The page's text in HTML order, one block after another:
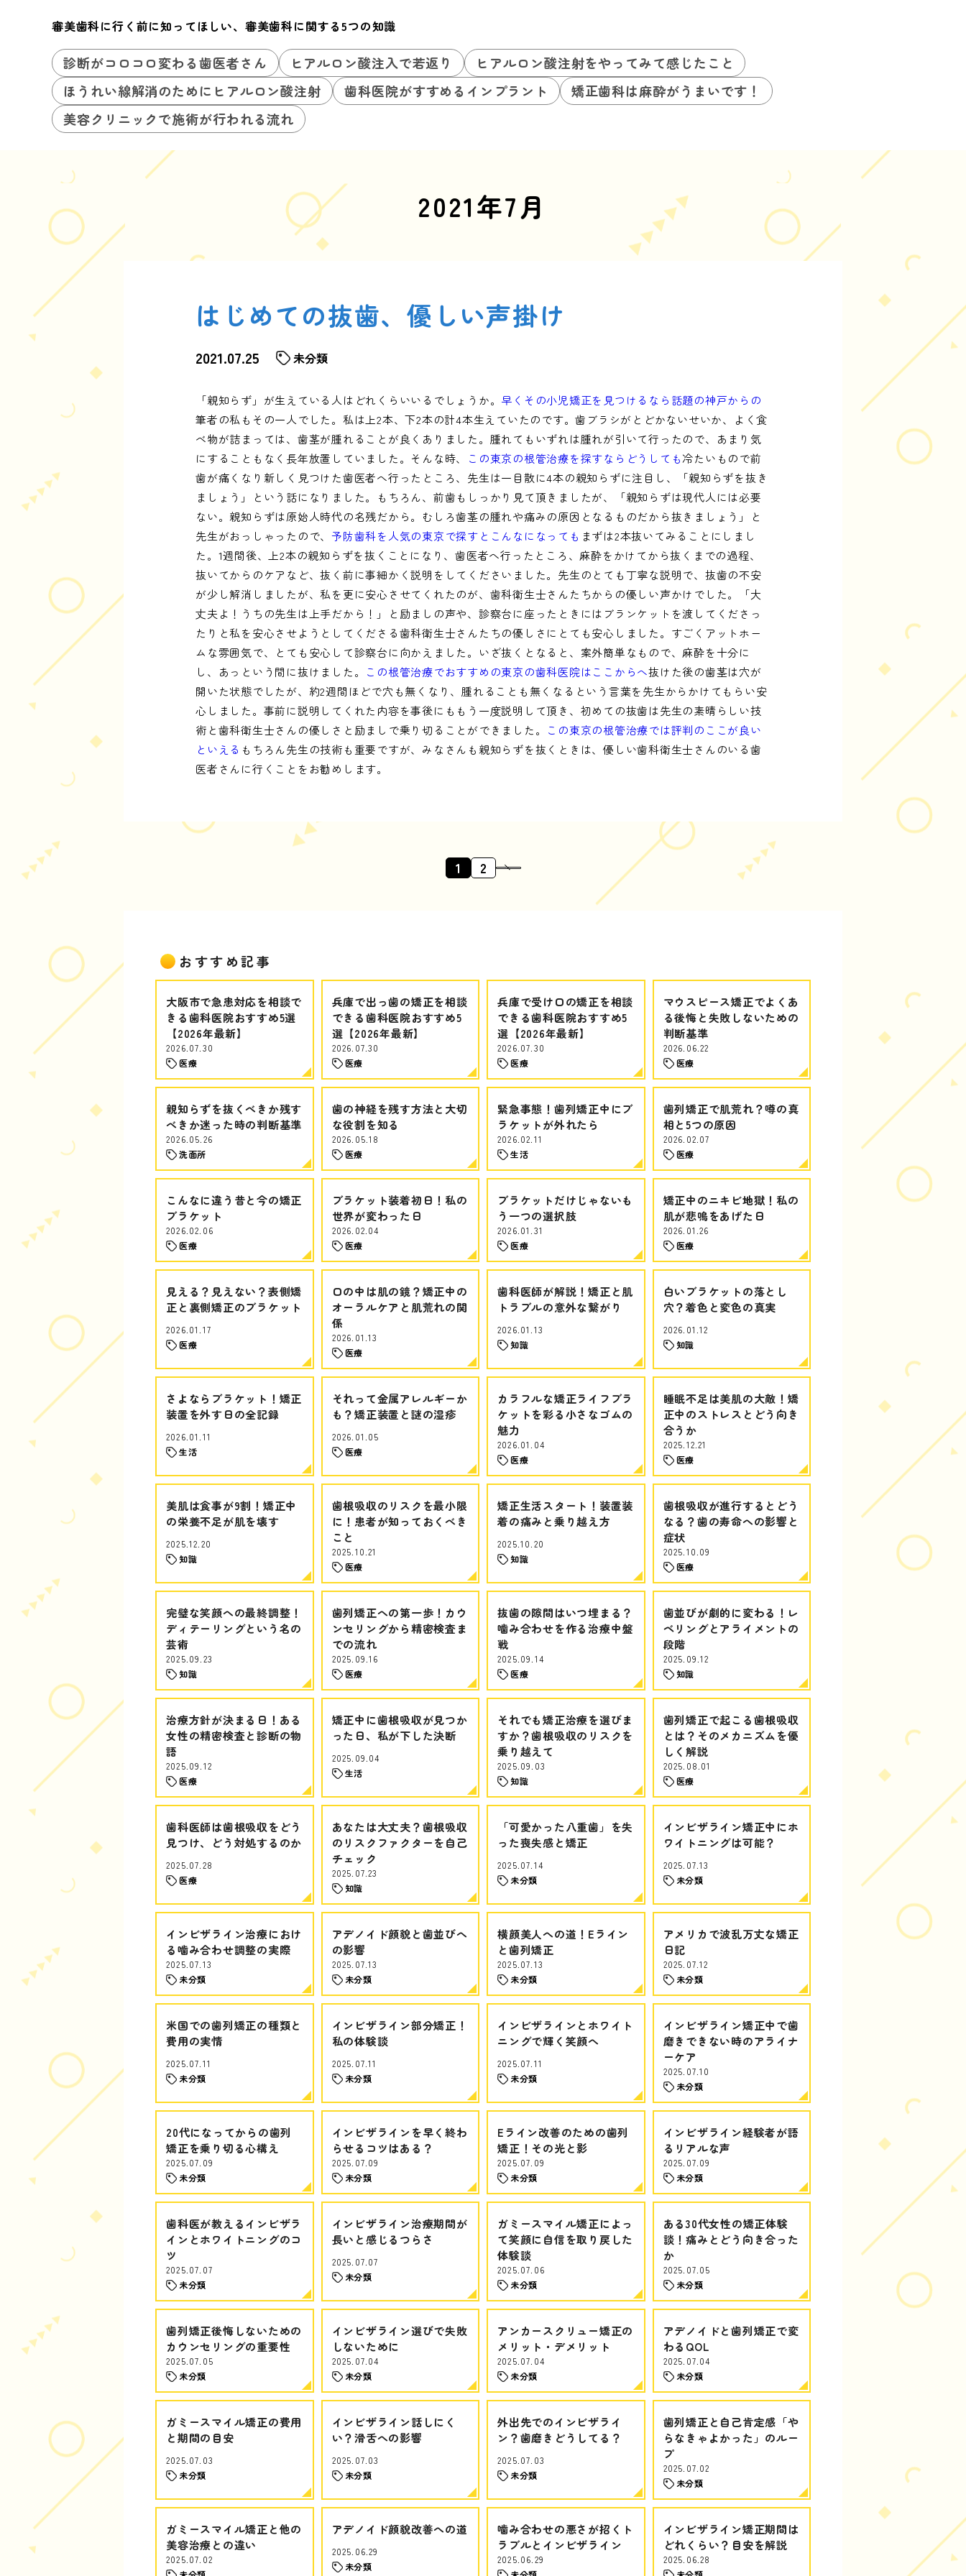
審美歯科に行く前に知ってほしい、審美歯科に関する5つの知識
診断がコロコロ変わる歯医者さん ヒアルロン酸注入で若返り
ヒアルロン酸注射をやってみて感じたこと
ほうれい線解消のためにヒアルロン酸注射
歯科医院がすすめるインプラント
矯正歯科は麻酔がうまいです！
美容クリニックで施術が行われる流れ
2021年7月
はじめての抜歯、優しい声掛け
2021.07.25 未分類
「親知らず」が生えている人はどれくらいいるでしょうか。 早くその小児矯正を見つけるなら話題の神戸からの
筆者の私もその一人でした。私は上2本、下2本の計4本生えていたのです。歯ブラシがとどかないせいか、よく食
べ物が詰まっては、歯茎が腫れることが良くありました。腫れてもいずれは腫れが引いて行ったので、あまり気
にすることもなく長年放置していました。そんな時、
この東京の根管治療を探すならどうしても冷たいもので前
歯が痛くなり新しく見つけた歯医者へ行ったところ、先生は一目散に4本の親知らずに注目し、「親知らずを抜き
ましょう」という話になりました。もちろん、前歯もしっかり見て頂きましたが、「親知らずは現代人には必要
ない。親知らずは原始人時代の名残だから。むしろ歯茎の腫れや痛みの原因となるものだから抜きましょう」と
先生がおっしゃったので、 予防歯科を人気の東京で探すとこんなになっても まずは2本抜いてみることにしまし
た。1週間後、上2本の親知らずを抜くことになり、歯医者へ行ったところ、麻酔をかけてから抜くまでの過程、
抜いてからのケアなど、抜く前に事細かく説明をしてくださいました。先生のとても丁寧な説明で、抜歯の不安
が少し解消しましたが、私を更に安心させてくれたのが、歯科衛生士さんたちからの優しい声かけでした。「大
丈夫よ！うちの先生は上手だから！」と励ましの声や、診察台に座ったときにはブランケットを渡してくださっ
たりと私を安心させようとしてくださる歯科衛生士さんたちの優しさにとても安心しました。すごくアットホー
ムな雰囲気で、とても安心して診察台に向かえました。いざ抜くとなると、案外簡単なもので、麻酔を十分に
し、あっという間に抜けました。
この根管治療でおすすめの東京の歯科医院はここからへ抜けた後の歯茎は穴が
開いた状態でしたが、約2週間ほどで穴も無くなり、腫れることも無くなるという言葉を先生からかけてもらい安
心しました。事前に説明してくれた内容を事後にももう一度説明して頂き、初めての抜歯は先生の素晴らしい技
術と歯科衛生士さんの優しさと励ましで乗り切ることができました。
この東京の根管治療では評判のここが良い
といえる もちろん先生の技術も重要ですが、みなさんも親知らずを抜くときは、優しい歯科衛生士さんのいる歯
医者さんに行くことをお勧めします。
1 2
おすすめ記事
大阪市で急患対応を相談で
きる歯科医院おすすめ5選
【2026年最新】
2026.07.30
医療
兵庫で出っ歯の矯正を相談
できる歯科医院おすすめ5
選【2026年最新】
2026.07.30
医療
兵庫で受け口の矯正を相談
できる歯科医院おすすめ5
選【2026年最新】
2026.07.30
医療
マウスピース矯正でよくあ
る後悔と失敗しないための
判断基準
2026.06.22
医療
親知らずを抜くべきか残す
べきか迷った時の判断基準
2026.05.26
洗面所
歯の神経を残す方法と大切
な役割を知る
2026.05.18
医療
緊急事態！歯列矯正中にブ
ラケットが外れたら
2026.02.11
生活
歯列矯正で肌荒れ？噂の真
相と5つの原因
2026.02.07
医療
こんなに違う昔と今の矯正
ブラケット
2026.02.06
医療
ブラケット装着初日！私の
世界が変わった日
2026.02.04
医療
ブラケットだけじゃないも
う一つの選択肢
2026.01.31
医療
矯正中のニキビ地獄！私の
肌が悲鳴をあげた日
2026.01.26
医療
見える？見えない？表側矯
正と裏側矯正のブラケット
2026.01.17
医療
口の中は肌の鏡？矯正中の
オーラルケアと肌荒れの関
係
2026.01.13
医療
歯科医師が解説！矯正と肌
トラブルの意外な繋がり
2026.01.13
知識
白いブラケットの落とし
穴？着色と変色の真実
2026.01.12
知識
さよならブラケット！矯正
装置を外す日の全記録
2026.01.11
生活
それって金属アレルギーか
も？矯正装置と謎の湿疹
2026.01.05
医療
カラフルな矯正ライフブラ
ケットを彩る小さなゴムの
魅力
2026.01.04
医療
睡眠不足は美肌の大敵！矯
正中のストレスとどう向き
合うか
2025.12.21
医療
美肌は食事が9割！矯正中
の栄養不足が肌を壊す
2025.12.20
知識
歯根吸収のリスクを最小限
に！患者が知っておくべき
こと
2025.10.21
医療
矯正生活スタート！装置装
着の痛みと乗り越え方
2025.10.20
知識
歯根吸収が進行するとどう
なる？歯の寿命への影響と
症状
2025.10.09
医療
完璧な笑顔への最終調整！
ディテーリングという名の
芸術
2025.09.23
知識
歯列矯正への第一歩！カウ
ンセリングから精密検査ま
での流れ
2025.09.16
医療
抜歯の隙間はいつ埋まる？
噛み合わせを作る治療中盤
戦
2025.09.14
医療
歯並びが劇的に変わる！レ
ベリングとアライメントの
段階
2025.09.12
知識
治療方針が決まる日！ある
女性の精密検査と診断の物
語
2025.09.12
医療
矯正中に歯根吸収が見つか
った日、私が下した決断
2025.09.04
生活
それでも矯正治療を選びま
すか？歯根吸収のリスクを
乗り越えて
2025.09.03
知識
歯列矯正で起こる歯根吸収
とは？そのメカニズムを優
しく解説
2025.08.01
医療
歯科医師は歯根吸収をどう
見つけ、どう対処するのか
2025.07.28
医療
あなたは大丈夫？歯根吸収
のリスクファクターを自己
チェック
2025.07.23
知識
「可愛かった八重歯」を失
った喪失感と矯正
2025.07.14
未分類
インビザライン矯正中にホ
ワイトニングは可能？
2025.07.13
未分類
インビザライン治療におけ
る噛み合わせ調整の実際
2025.07.13
未分類
アデノイド顔貌と歯並びへ
の影響
2025.07.13
未分類
横顔美人への道！Eライン
と歯列矯正
2025.07.13
未分類
アメリカで波乱万丈な矯正
日記
2025.07.12
未分類
米国での歯列矯正の種類と
費用の実情
2025.07.11
未分類
インビザライン部分矯正！
私の体験談
2025.07.11
未分類
インビザラインとホワイト
ニングで輝く笑顔へ
2025.07.11
未分類
インビザライン矯正中で歯
磨きできない時のアライナ
ーケア
2025.07.10
未分類
20代になってからの歯列
矯正を乗り切る心構え
2025.07.09
未分類
インビザラインを早く終わ
らせるコツはある？
2025.07.09
未分類
Eライン改善のための歯列
矯正！その光と影
2025.07.09
未分類
インビザライン経験者が語
るリアルな声
2025.07.09
未分類
歯科医が教えるインビザラ
インとホワイトニングのコ
ツ
2025.07.07
未分類
インビザライン治療期間が
長いと感じるつらさ
2025.07.07
未分類
ガミースマイル矯正によっ
て笑顔に自信を取り戻した
体験談
2025.07.06
未分類
ある30代女性の矯正体験
談！痛みとどう向き合った
か
2025.07.05
未分類
歯列矯正後悔しないための
カウンセリングの重要性
2025.07.05
未分類
インビザライン選びで失敗
しないために
2025.07.04
未分類
アンカースクリュー矯正の
メリット・デメリット
2025.07.04
未分類
アデノイドと歯列矯正で変
わるQOL
2025.07.04
未分類
ガミースマイル矯正の費用
と期間の目安
2025.07.03
未分類
インビザライン話しにく
い？滑舌への影響
2025.07.03
未分類
外出先でのインビザライ
ン？歯磨きどうしてる？
2025.07.03
未分類
歯列矯正と自己肯定感「や
らなきゃよかった」のルー
プ
2025.07.02
未分類
ガミースマイル矯正と他の
美容治療との違い
2025.07.02
アデノイド顔貌改善への道
2025.06.29
未分類
噛み合わせの悪さが招くト
ラブルとインビザライン
2025.06.29
インビザライン矯正期間は
どれくらい？目安を解説
2025.06.28